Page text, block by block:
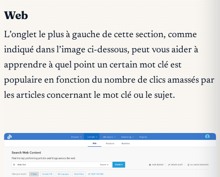
Web
L’onglet le plus à gauche de cette section, comme
indiqué dans l’image ci-dessous, peut vous aider à
apprendre à quel point un certain mot clé est
populaire en fonction du nombre de clics amassés par
les articles concernant le mot clé ou le sujet.